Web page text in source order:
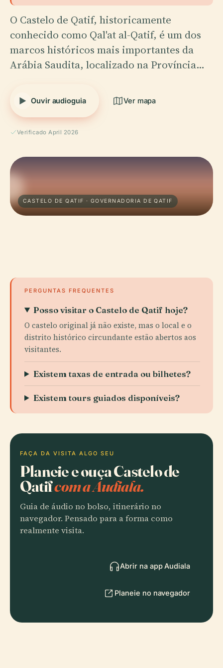
O Castelo de Qatif, historicamente
conhecido como Qal'at al-Qatif, é um dos
marcos históricos mais importantes da
Arábia Saudita, localizado na Província…
Ouvir audioguia Ver mapa
Verificado April 2026
CASTELO DE QATIF · GOVERNADORIA DE QATIF
PERGUNTAS FREQUENTES
Posso visitar o Castelo de Qatif hoje?
O castelo original já não existe, mas o local e o
distrito histórico circundante estão abertos aos
visitantes.
Existem taxas de entrada ou bilhetes?
Existem tours guiados disponíveis?
FAÇA DA VISITA ALGO SEU
Planeie e ouça Castelo de
Qatifcom a Audiala.
Guia de áudio no bolso, itinerário no
navegador. Pensado para a forma como
realmente visita.
Abrir na app Audiala
Planeie no navegador